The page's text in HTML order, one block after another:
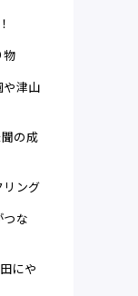
物
津山
の成
リング
な
にや